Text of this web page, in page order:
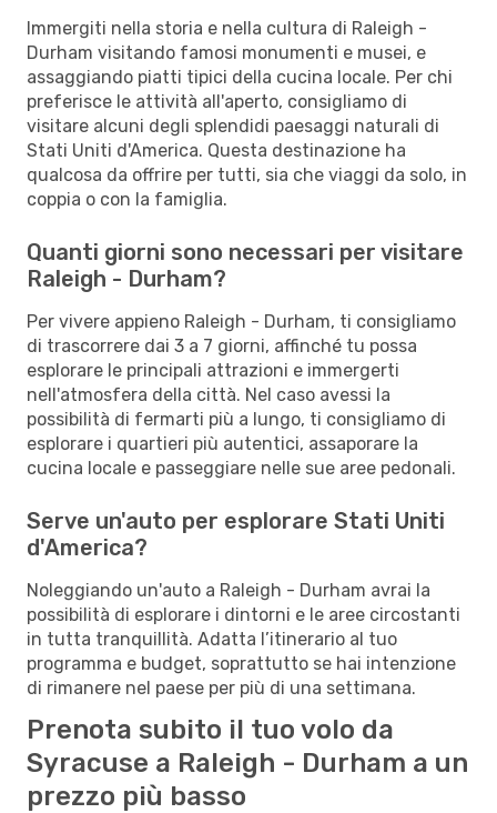
Immergiti nella storia e nella cultura di Raleigh -
Durham visitando famosi monumenti e musei, e
assaggiando piatti tipici della cucina locale. Per chi
preferisce le attività all'aperto, consigliamo di
visitare alcuni degli splendidi paesaggi naturali di
Stati Uniti d'America. Questa destinazione ha
qualcosa da offrire per tutti, sia che viaggi da solo, in
coppia o con la famiglia.
Quanti giorni sono necessari per visitare
Raleigh - Durham?
Per vivere appieno Raleigh - Durham, ti consigliamo
di trascorrere dai 3 a 7 giorni, affinché tu possa
esplorare le principali attrazioni e immergerti
nell'atmosfera della città. Nel caso avessi la
possibilità di fermarti più a lungo, ti consigliamo di
esplorare i quartieri più autentici, assaporare la
cucina locale e passeggiare nelle sue aree pedonali.
Serve un'auto per esplorare Stati Uniti
d'America?
Noleggiando un'auto a Raleigh - Durham avrai la
possibilità di esplorare i dintorni e le aree circostanti
in tutta tranquillità. Adatta l’itinerario al tuo
programma e budget, soprattutto se hai intenzione
di rimanere nel paese per più di una settimana.
Prenota subito il tuo volo da
Syracuse a Raleigh - Durham a un
prezzo più basso